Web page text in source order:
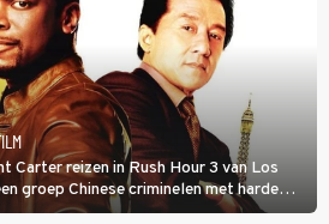
Carter reizen in Rush Hour 3 van Los
groep Chinese criminelen met harde